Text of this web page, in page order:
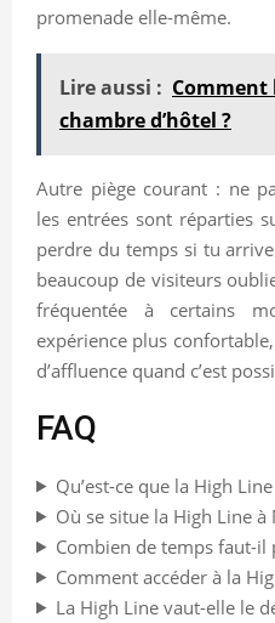
promenade elle-même.
Lire aussi : Comment
chambre d’hôtel ?
Autre piège courant : ne
les entrées sont réparties
perdre du temps si tu
beaucoup de visiteurs
fréquentée à certains
expérience plus
d’affluence quand c’est
FAQ
Qu’est-ce que la High
Où se situe la High Line à
Combien de temps faut-il
Comment accéder à la
La High Line vaut-elle le